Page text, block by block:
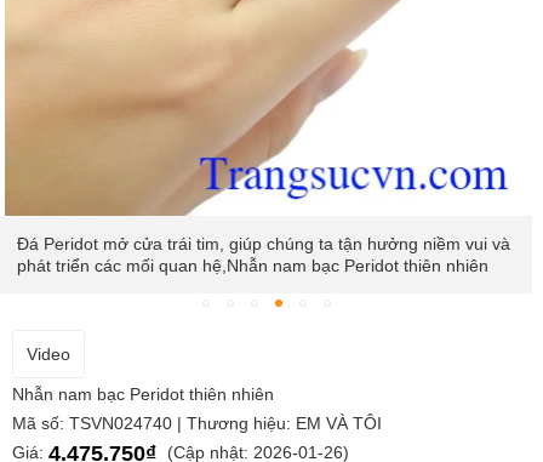
Đá Peridot mở cửa trái tim, giúp chúng ta tận hưởng niềm vui và
phát triển các mối quan hệ,Nhẫn nam bạc Peridot thiên nhiên
Video
Nhẫn nam bạc Peridot thiên nhiên
Mã số: TSVN024740 | Thương hiệu: EM VÀ TÔI
Giá: 4.475.750₫
(Cập nhật: 2026-01-26)